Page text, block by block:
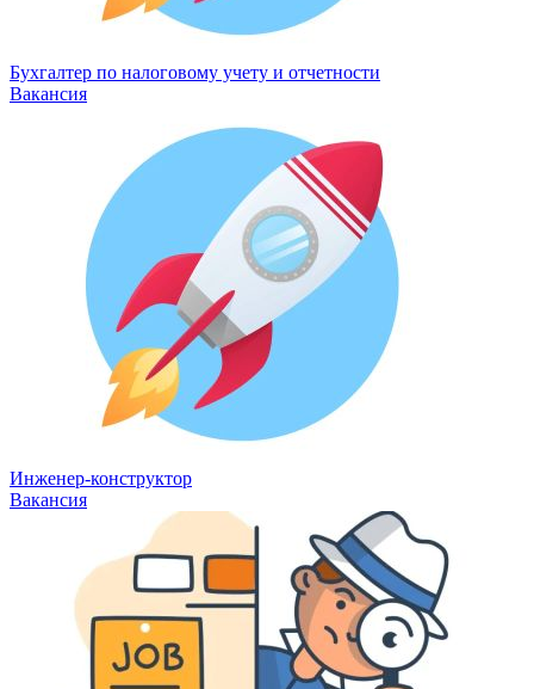
Бухгалтер по налоговому учету и отчетности
Вакансия
Инженер-конструктор
Вакансия